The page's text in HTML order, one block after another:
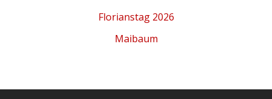
Florianstag 2026
Maibaum